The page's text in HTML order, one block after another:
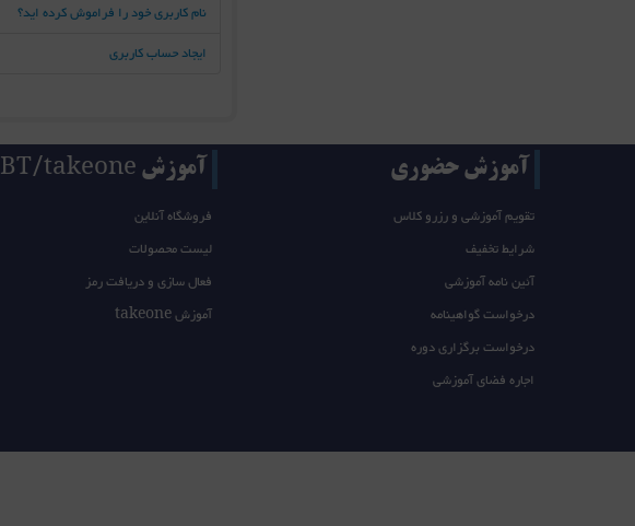
نام کاربری خود را فراموش کرده اید؟
ایجاد حساب کاربری
آموزش حضوری
تقویم آموزشی و رزرو کلاس
شرایط تخفیف
آئین نامه آموزشی
درخواست گواهینامه
درخواست برگزاری دوره
اجاره فضای آموزشی
آموزش CBT/takeone
فروشگاه آنلاین
لیست محصولات
فعال سازی و دریافت رمز
آموزش takeone